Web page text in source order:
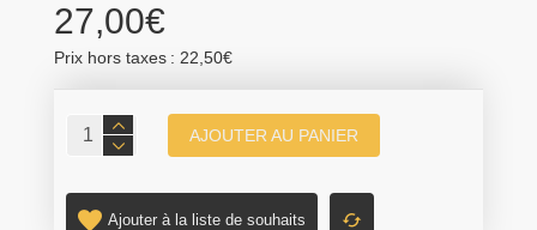
27,00€
Prix hors taxes : 22,50€
AJOUTER AU PANIER
Ajouter à la liste de souhaits